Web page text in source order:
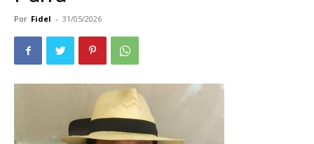
Poder
Por Fidel - 31/05/2026